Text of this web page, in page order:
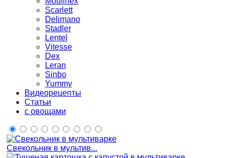
Scarlett
Delimano
Stadler
Lentel
Vitesse
Dex
Leran
Sinbo
Yummy
Видеорецепты
Статьи
с овощами
Свекольник в мультив...